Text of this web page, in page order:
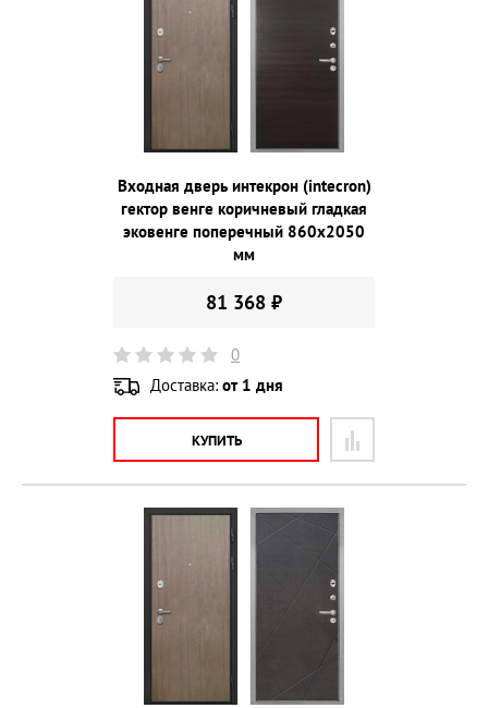
Входная дверь интекрон (intecron)
гектор венге коричневый гладкая
эковенге поперечный 860х2050
мм
81 368 ₽
0
Доставка: от 1 дня
КУПИТЬ